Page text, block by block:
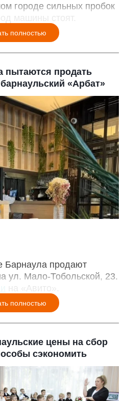
городе сильных пробок
машины стоят.
полностью
пытаются продать
«Арбат»
Барнаула продают
ул. Мало-Тобольской, 23.
на «Авито».
полностью
цены на сбор
сэкономить